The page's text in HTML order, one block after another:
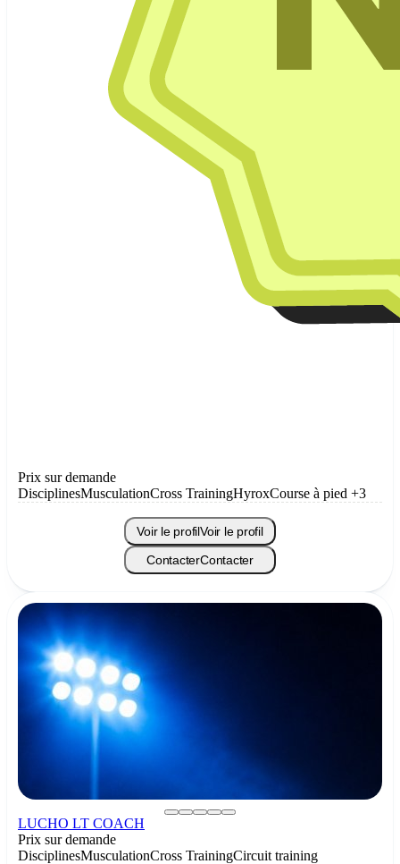
Prix sur demande
DisciplinesMusculationCross TrainingHyroxCourse à pied +3
Voir le profilVoir le profil
ContacterContacter
LUCHO LT COACH
Prix sur demande
DisciplinesMusculationCross TrainingCircuit training